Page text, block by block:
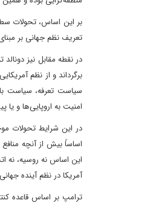
بر این اساس، تحولات
تعریف نظم جهانی بر
در نقطه مقابل نیز
برگرداند و از نظم
امنیت به اروپایی‌ها و
در این شرایط تحولات
اساساً بیش از آنچه
این اساس نه روسیه، نه
آمریکا در نظم آینده
ترامپ بر اساس قاعده